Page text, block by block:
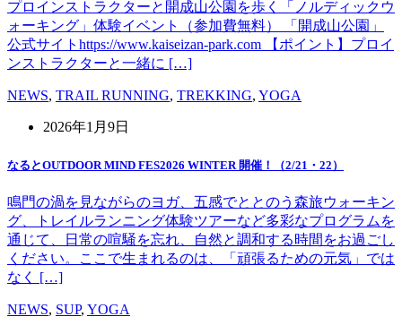
プロインストラクターと開成山公園を歩く「ノルディックウ
ォーキング」体験イベント（参加費無料） 「開成山公園」
公式サイトhttps://www.kaiseizan-park.com 【ポイント】プロイ
ンストラクターと一緒に […]
NEWS, TRAIL RUNNING, TREKKING, YOGA
2026年1月9日
なるとOUTDOOR MIND FES2026 WINTER 開催！（2/21・22）
鳴門の渦を見ながらのヨガ、五感でととのう森旅ウォーキン
グ、トレイルランニング体験ツアーなど多彩なプログラムを
通じて、日常の喧騒を忘れ、自然と調和する時間をお過ごし
ください。ここで生まれるのは、「頑張るための元気」では
なく […]
NEWS, SUP, YOGA